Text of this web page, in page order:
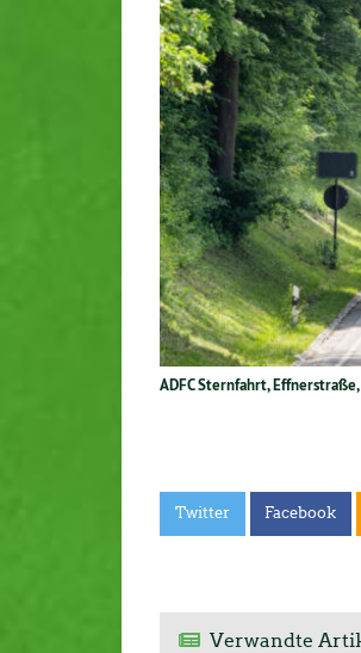
ADFC Sternfahrt,
Twitter Facebook
Verwandte